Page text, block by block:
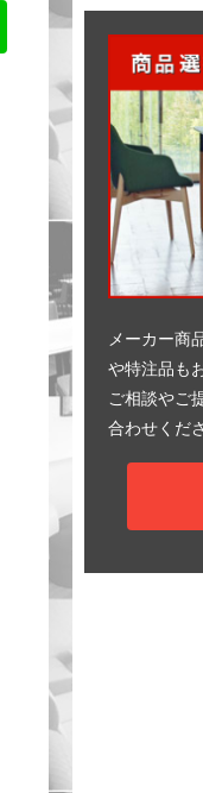
メーカー商
や特注品も
ご相談やご
合わせくだ